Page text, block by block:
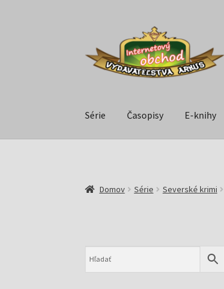
Série Časopisy E-knihy
Domov Série Severské krimi